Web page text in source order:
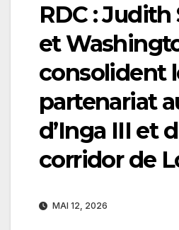
RDC :
et
consolident
partenariat
d’Inga III et
corridor de
MAI 12, 2026